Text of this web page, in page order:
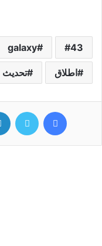
43
galaxy
اطلاق تحديث
فيسبوك تويتر